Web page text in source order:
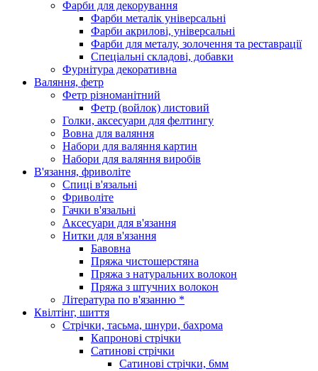
Фарби для декорування
Фарби металік універсальні
Фарби акрилові, універсальні
Фарби для металу, золочення та реставрації
Спеціальні складові, добавки
Фурнітура декоративна
Валяння, фетр
Фетр різноманітний
Фетр (войлок) листовий
Голки, аксесуари для фелтингу
Вовна для валяння
Набори для валяння картин
Набори для валяння виробів
В'язання, фриволіте
Спиці в'язальні
Фриволіте
Гачки в'язальні
Аксесуари для в'язання
Нитки для в'язання
Бавовна
Пряжа чистошерстяна
Пряжа з натуральних волокон
Пряжа з штучних волокон
Література по в'язанню *
Квілтінг, шиття
Стрічки, тасьма, шнури, бахрома
Капронові стрічки
Сатинові стрічки
Сатинові стрічки, 6мм